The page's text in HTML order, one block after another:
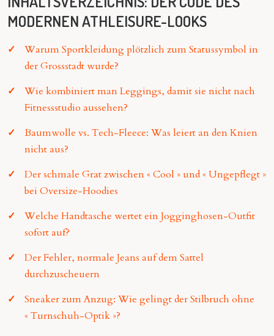
MODERNEN ATHLEISURE-LOOKS
Warum Sportkleidung plötzlich zum Statussymbol in
der Grossstadt wurde?
Wie kombiniert man Leggings, damit sie nicht nach
Fitnessstudio aussehen?
Baumwolle vs. Tech-Fleece: Was leiert an den Knien
nicht aus?
Der schmale Grat zwischen « Cool » und « Ungepflegt »
bei Oversize-Hoodies
Welche Handtasche wertet ein Jogginghosen-Outfit
sofort auf?
Der Fehler, normale Jeans auf dem Sattel
durchzuscheuern
Sneaker zum Anzug: Wie gelingt der Stilbruch ohne
« Turnschuh-Optik »?